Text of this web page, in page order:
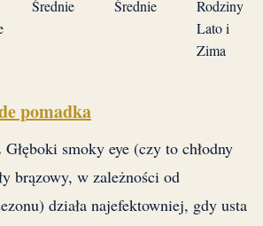
Średnie Średnie
Rodziny
Lato i
Zima
pomadka
Głęboki smoky eye (czy to chłodny
brązowy, w zależności od
działa najefektowniej, gdy usta